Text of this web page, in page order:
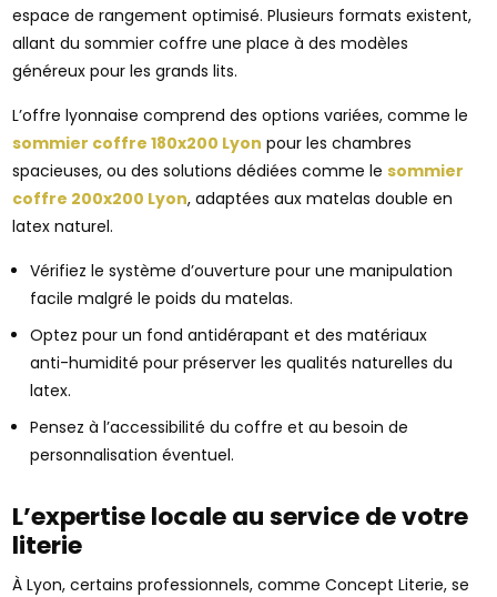
espace de rangement optimisé. Plusieurs formats existent,
allant du sommier coffre une place à des modèles
généreux pour les grands lits.
L’offre lyonnaise comprend des options variées, comme le
sommier coffre 180x200 Lyon pour les chambres
spacieuses, ou des solutions dédiées comme lesommier
coffre 200x200 Lyon, adaptées aux matelas double en
latex naturel.
Vérifiez le système d’ouverture pour une manipulation
facile malgré le poids du matelas.
Optez pour un fond antidérapant et des matériaux
anti-humidité pour préserver les qualités naturelles du
latex.
Pensez à l’accessibilité du coffre et au besoin de
personnalisation éventuel.
L’expertise locale au service de votre
literie
À Lyon, certains professionnels, comme Concept Literie, se